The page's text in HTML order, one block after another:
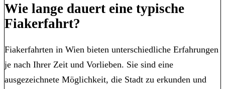
Wie lange dauert eine typische
Fiakerfahrt?
Fiakerfahrten in Wien bieten unterschiedliche Erfahrungen
je nach Ihrer Zeit und Vorlieben. Sie sind eine
ausgezeichnete Möglichkeit, die Stadt zu erkunden und